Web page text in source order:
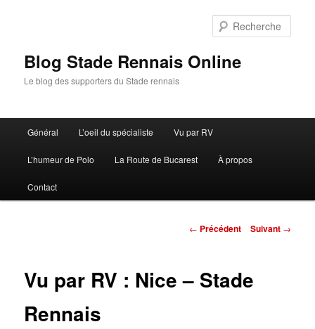
Blog Stade Rennais Online
Le blog des supporters du Stade rennais
principal
Général L’oeil du spécialiste Vu par RV
L’humeur de Polo La Route de Bucarest À propos
Contact
Navigation
← Précédent Suivant →
Vu par RV : Nice – Stade
Rennais